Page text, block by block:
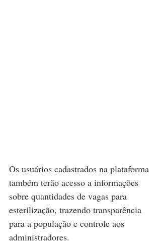
Os usuários cadastrados na plataforma
também terão acesso a informações
sobre quantidades de vagas para
esterilização, trazendo transparência
para a população e controle aos
administradores.